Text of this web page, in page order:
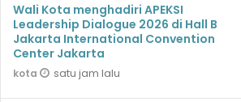
Wali Kota menghadiri APEKSI
Leadership Dialogue 2026 di Hall B
Jakarta International Convention
Center Jakarta
kota satu jam lalu